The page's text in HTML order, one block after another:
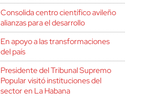
Consolida centro científico avileño
alianzas para el desarrollo
En apoyo a las transformaciones
del país
Presidente del Tribunal Supremo
Popular visitó instituciones del
sector en La Habana